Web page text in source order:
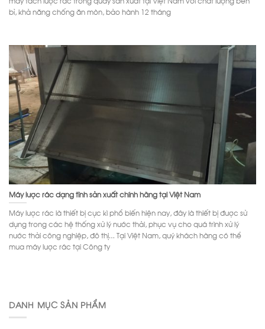
DANH MỤC SẢN PHẨM
bỉ, khả năng chống ăn mòn, bảo hành 12 tháng
Máy lược rác dạng tĩnh sản xuất chính hãng tại Việt Nam
Máy lược rác là thiết bị cực kì phổ biến hiện nay, đây là thiết bị được sử
dụng trong các hệ thống xử lý nước thải, phục vụ cho quá trình xử lý
nước thải công nghiệp, đô thị… Tại Việt Nam, quý khách hàng có thể
mua máy lược rác tại Công ty